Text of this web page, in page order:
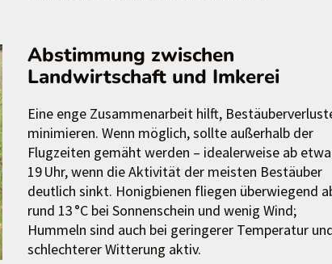
Abstimmung zwischen
Landwirtschaft und Imkerei
Eine enge Zusammenarbeit hilft,
minimieren. Wenn möglich, sollte außerhalb der
Flugzeiten gemäht werden – idealerweise ab etwa
19 Uhr, wenn die Aktivität der meisten Bestäuber
deutlich sinkt. Honigbienen fliegen überwiegend
rund 13 °C bei Sonnenschein und wenig Wind;
Hummeln sind auch bei geringerer Temperatur
schlechterer Witterung aktiv.